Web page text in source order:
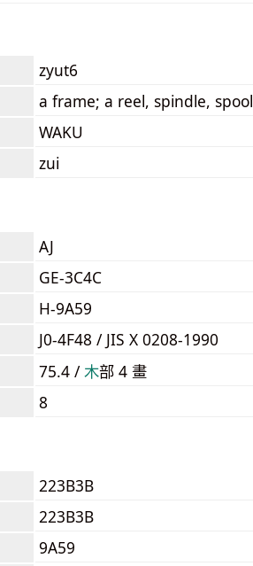
zyut6
a frame; a reel, spindle, spool
WAKU
zui
AJ
GE-3C4C
H-9A59
J0-4F48 / JIS X 0208-1990
75.4 /⽊部 4 畫
8
223B3B
223B3B
9A59